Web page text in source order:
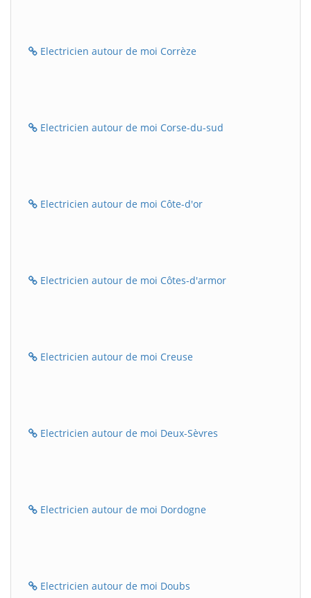
Electricien autour de moi Corrèze
Electricien autour de moi Corse-du-sud
Electricien autour de moi Côte-d'or
Electricien autour de moi Côtes-d'armor
Electricien autour de moi Creuse
Electricien autour de moi Deux-Sèvres
Electricien autour de moi Dordogne
Electricien autour de moi Doubs